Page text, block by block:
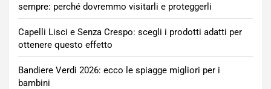
sempre: perché dovremmo visitarli e proteggerli
Capelli Lisci e Senza Crespo: scegli i prodotti adatti per
ottenere questo effetto
Bandiere Verdi 2026: ecco le spiagge migliori per i
bambini